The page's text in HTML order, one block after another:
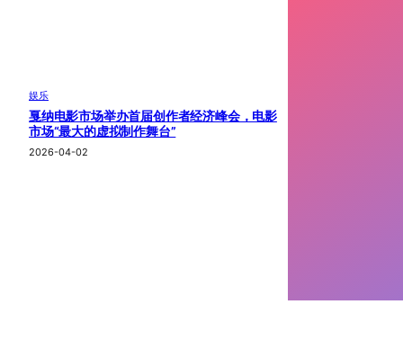
娱乐
戛纳电影市场举办首届创作者经济峰会，电影
市场“最大的虚拟制作舞台”
2026-04-02